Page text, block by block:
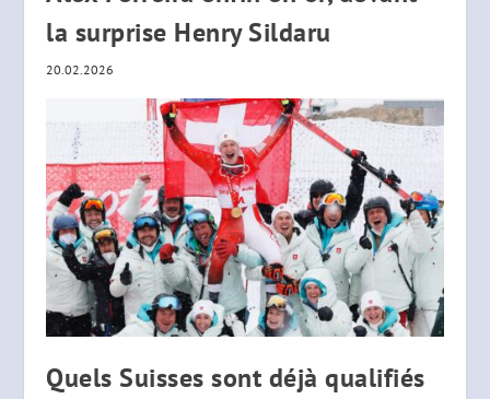
la surprise Henry Sildaru
20.02.2026
Quels Suisses sont déjà qualifiés